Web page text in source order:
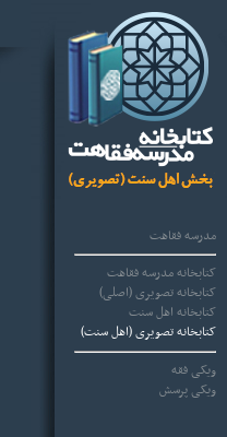
مدرسه فقاهت
کتابخانه مدرسه فقاهت
کتابخانه تصویری (اصلی)
کتابخانه اهل سنت
کتابخانه تصویری (اهل سنت)
ویکی فقه
ویکی پرسش